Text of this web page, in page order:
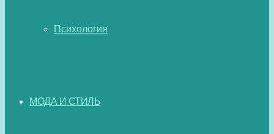
Психология
МОДА И СТИЛЬ